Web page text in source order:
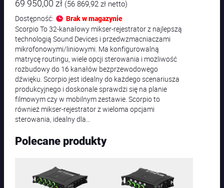
69 950,00zł (56 869,92zł netto)
Dostępność:
Brak w magazynie
Scorpio To 32-kanałowy mikser-rejestrator z najlepszą
technologią Sound Devices i przedwzmacniaczami
mikrofonowymi/liniowymi. Ma konfigurowalną
matrycę routingu, wiele opcji sterowania i możliwość
rozbudowy do 16 kanałów bezprzewodowego
dźwięku. Scorpio jest idealny do każdego scenariusza
produkcyjnego i doskonale sprawdzi się na planie
filmowym czy w mobilnym zestawie. Scorpio to
również mikser-rejestrator z wieloma opcjami
sterowania, idealny dla…
Polecane produkty